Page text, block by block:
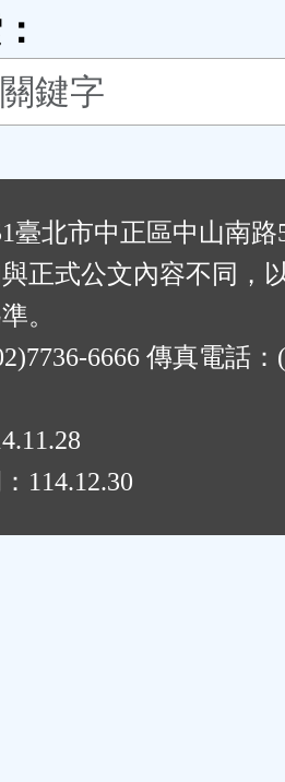
臺北市中正區中山南
正式公文內容不同，
。
6666 傳真電話：
114.12.30